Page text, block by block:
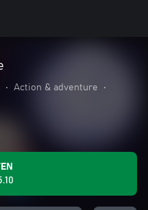
• Action & adventure
•